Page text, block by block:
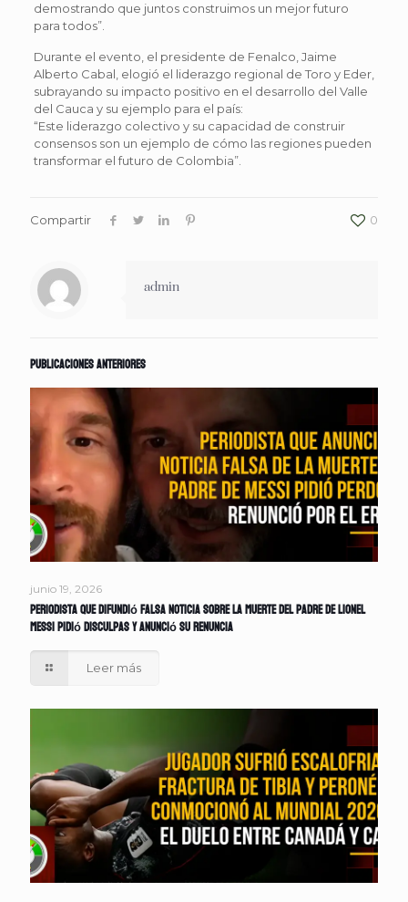
demostrando que juntos construimos un mejor futuro
para todos”.
Durante el evento, el presidente de Fenalco, Jaime
Alberto Cabal, elogió el liderazgo regional de Toro y Eder,
subrayando su impacto positivo en el desarrollo del Valle
del Cauca y su ejemplo para el país:
“Este liderazgo colectivo y su capacidad de construir
consensos son un ejemplo de cómo las regiones pueden
transformar el futuro de Colombia”.
Compartir 0
admin
Publicaciones anteriores
junio 19, 2026
Periodista que difundió falsa noticia sobre la muerte del padre de Lionel
Messi pidió disculpas y anunció su renuncia
Leer más